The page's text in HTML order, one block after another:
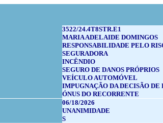
3522/24.4T8STR.E1
MARIA ADELAIDE DOMINGOS
RESPONSABILIDADE PELO
SEGURADORA
INCÊNDIO
SEGURO DE DANOS PRÓPRIOS
VEÍCULO AUTOMÓVEL
IMPUGNAÇÃO DA DECISÃO DE
ÓNUS DO RECORRENTE
06/18/2026
UNANIMIDADE
S